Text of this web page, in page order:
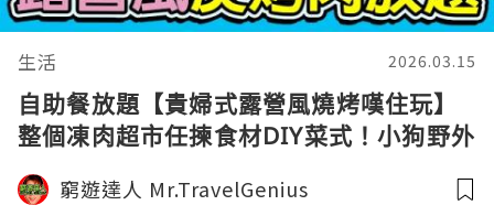
生活 2026.03.15
自助餐放題【貴婦式露營風燒烤嘆住玩】
整個凍肉超市任揀食材DIY菜式！小狗野外
玩樂‼️ 狗狗與我一齊游水哂太陽｜任飲任
食任燒烤 微風村｜窮遊達人4K中字
窮遊達人 Mr.TravelGenius